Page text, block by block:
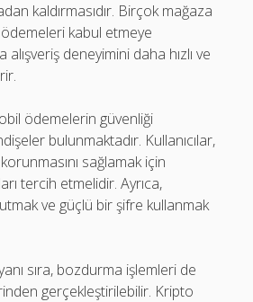
kaldırmasıdır. Birçok mağaza
kabul etmeye
alışveriş deneyimini daha hızlı ve
ödemelerin güvenliği
bulunmaktadır. Kullanıcılar,
sağlamak için
tercih etmelidir. Ayrıca,
ve güçlü bir şifre kullanmak
sıra, bozdurma işlemleri de
gerçekleştirilebilir. Kripto